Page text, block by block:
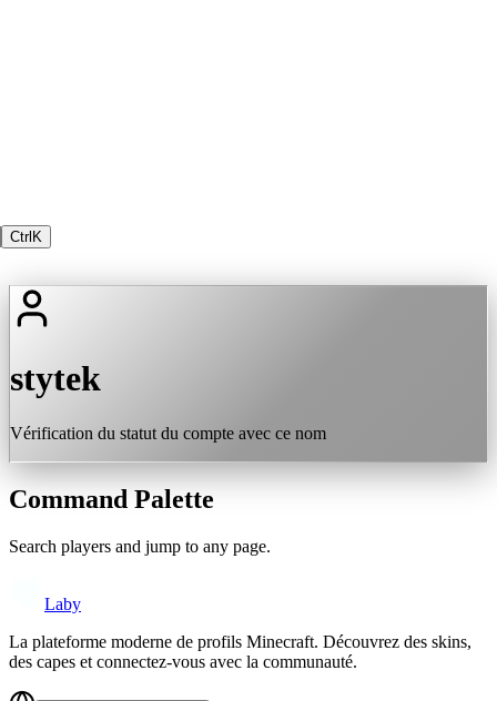
Ctrl K
stytek
Vérification du statut du compte avec ce nom
Command Palette
Search players and jump to any page.
Laby
La plateforme moderne de profils Minecraft. Découvrez des skins,
des capes et connectez-vous avec la communauté.